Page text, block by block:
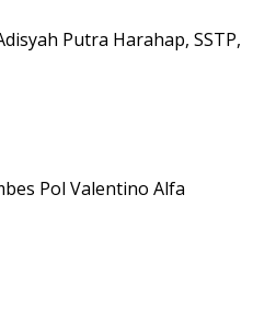
Putra Harahap, SSTP,
Pol Valentino Alfa